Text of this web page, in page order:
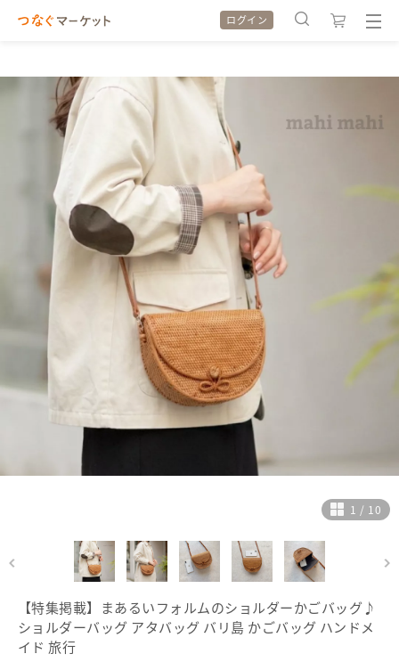
検索履歴
カテゴリから探す
特集から探す
全ての作品をみる
ご利用ガイド
検索履歴
カテゴリから探す
特集から探す
全ての作品をみる
ログイン
1 / 10
【特集掲載】まあるいフォルムのショルダーかごバッグ♪
ショルダーバッグ アタバッグ バリ島 かごバッグ ハンドメ
イド 旅行